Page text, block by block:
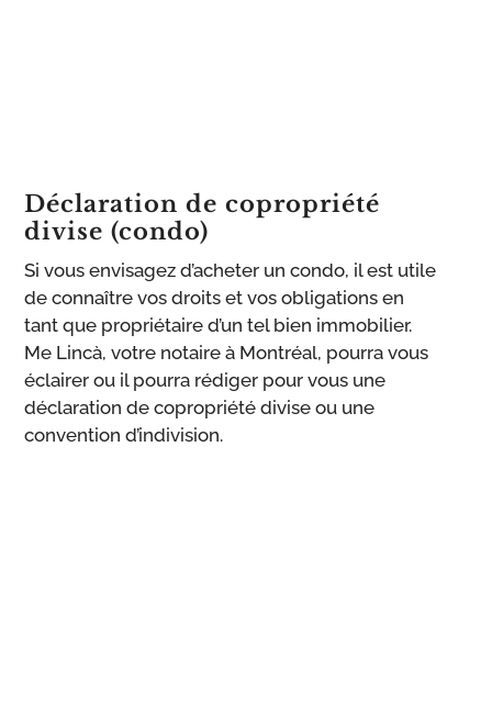
Déclaration de copropriété
divise (condo)
Si vous envisagez d’acheter un condo, il est utile
de connaître vos droits et vos obligations en
tant que propriétaire d’un tel bien immobilier.
Me Lincà, votre notaire à Montréal, pourra vous
éclairer ou il pourra rédiger pour vous une
déclaration de copropriété divise ou une
convention d’indivision.